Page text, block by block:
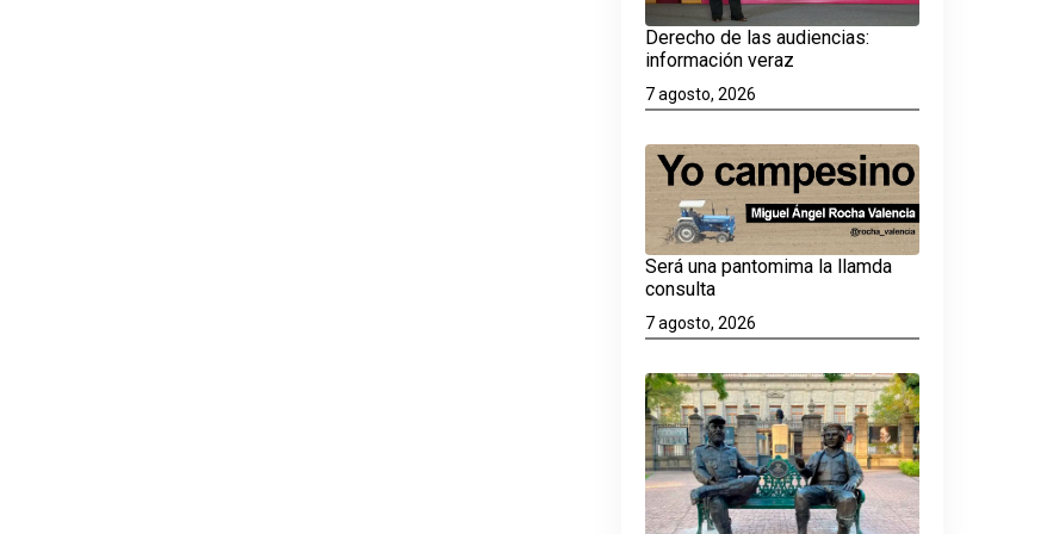
Derecho de las audiencias:
información veraz
7 agosto, 2026
Será una pantomima la llamda
consulta
7 agosto, 2026